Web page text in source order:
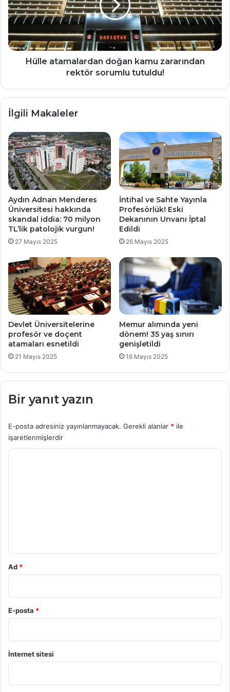
zararından
rektör
tutuldu!
Hülle atamalardan doğan kamu zararından
rektör sorumlu tutuldu!
İlgili Makaleler
Aydın Adnan Menderes
Üniversitesi hakkında
skandal iddia: 70 milyon
TL’lik patolojik vurgun!
27 Mayıs 2025
İntihal ve Sahte Yayınla
Profesörlük! Eski
Dekanının Unvanı İptal
Edildi
26 Mayıs 2025
Devlet Üniversitelerine
profesör ve doçent
atamaları esnetildi
21 Mayıs 2025
Memur alımında yeni
dönem! 35 yaş sınırı
genişletildi
16 Mayıs 2025
Bir yanıt yazın
E-posta adresiniz yayınlanmayacak. Gerekli alanlar * ile
işaretlenmişlerdir
Ad *
E-posta *
İnternet sitesi